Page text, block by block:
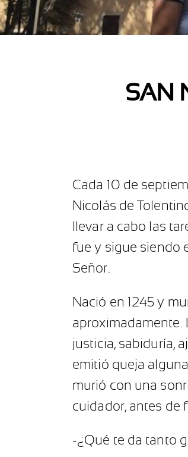
SAN
Cada 10 de
Nicolás de
llevar a cabo las
fue y sigue siendo
Señor.
Nació en 1245 y
aproximadamente.
justicia, sabiduría,
emitió queja
murió con una
cuidador, antes de
-¿Qué te da tanto